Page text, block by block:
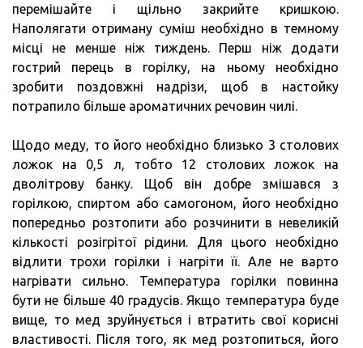
перемішайте і щільно закрийте кришкою.
Наполягати отриману суміш необхідно в темному
місці не менше ніж тиждень. Перш ніж додати
гострий перець в горілку, на ньому необхідно
зробити поздовжні надрізи, щоб в настойку
потрапило більше ароматичних речовин чилі.
Щодо меду, то його необхідно близько 3 столових
ложок на 0,5 л, тобто 12 столових ложок на
дволітрову банку. Щоб він добре змішався з
горілкою, спиртом або самогоном, його необхідно
попередньо розтопити або розчинити в невеликій
кількості розігрітої рідини. Для цього необхідно
відлити трохи горілки і нагріти її. Але не варто
нагрівати сильно. Температура горілки повинна
бути не більше 40 градусів. Якщо температура буде
вище, то мед зруйнується і втратить свої корисні
властивості. Після того, як мед розтопиться, його